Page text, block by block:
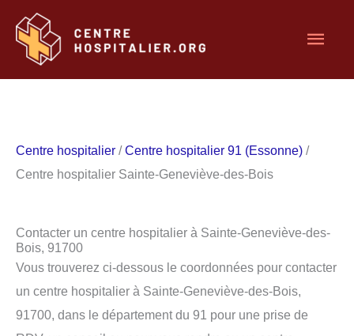
contenu
Centre hospitalier /Centre hospitalier 91 (Essonne) /
Centre hospitalier Sainte-Geneviève-des-Bois
Contacter un centre hospitalier à Sainte-Geneviève-des-
Bois, 91700
Vous trouverez ci-dessous le coordonnées pour contacter
un centre hospitalier à Sainte-Geneviève-des-Bois,
91700, dans le département du 91 pour une prise de